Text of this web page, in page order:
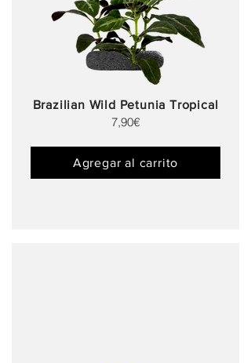
Brazilian Wild Petunia Tropical
7,90€
Agregar al carrito